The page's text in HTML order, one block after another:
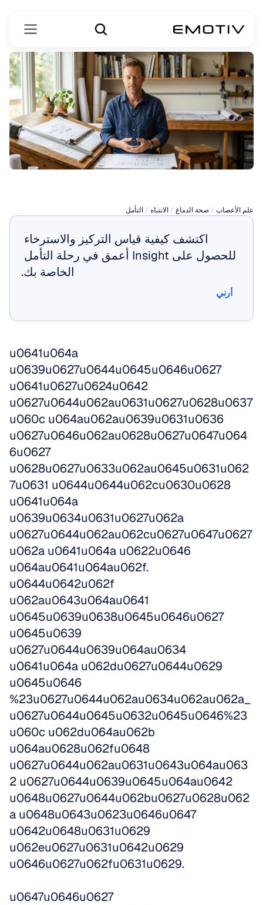
تأمل علم الأعصاب / صحة الدماغ / الانتباه / التأمل
الخاصة بك.
أرني
u0641u064a
u0639u0627u0644u0645u0646u0627
u0641u0627u0624u0642
u0627u0644u062au0631u0627u0628u0637
u060c u064au062au0639u0631u0636
u0627u0646u062au0628u0627u0647u064
6u0627
u0628u0627u0633u062au0645u0631u062
7u0631 u0644u0644u062cu0630u0628
u0641u064a
u0639u0634u0631u0627u062a
u0627u0644u062au062cu0627u0647u0627
u062a u0641u064a u0622u0646
u064au0641u064au062f.
u0644u0642u062f
u062au0643u064au0641
u0645u0639u0638u0645u0646u0627
u0645u0639
u0627u0644u0639u064au0634
u0641u064a u062du0627u0644u0629
u0645u0646
%23u0627u0644u062au0634u062au062a_
u0627u0644u0645u0632u0645u0646%23
u060c u062du064au062b
u064au0628u062fu0648
u0627u0644u062au0631u0643u064au063
2 u0627u0644u0639u0645u064au0642
u0648u0627u0644u062bu0627u0628u062
a u0648u0643u0623u0646u0647
u0642u0648u0631u0629
u062eu0627u0631u0642u0629
u0646u0627u062fu0631u0629.
u0647u0646u0627